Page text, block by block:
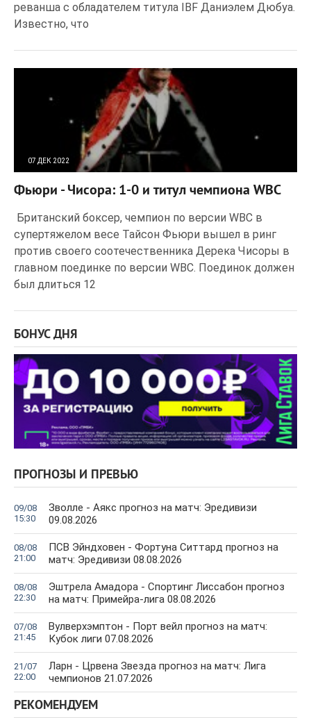
реванша с обладателем титула IBF Даниэлем Дюбуа.
Известно, что
07 ДЕК 2022
Фьюри - Чисора: 1-0 и титул чемпиона WBC
Британский боксер, чемпион по версии WBC в
супертяжелом весе Тайсон Фьюри вышел в ринг
против своего соотечественника Дерека Чисоры в
главном поединке по версии WBC. Поединок должен
был длиться 12
БОНУС ДНЯ
ПРОГНОЗЫ И ПРЕВЬЮ
09/08
15:30
Зволле - Аякс прогноз на матч: Эредивизи
09.08.2026
08/08
21:00
ПСВ Эйндховен - Фортуна Ситтард прогноз на
матч: Эредивизи 08.08.2026
08/08
22:30
Эштрела Амадора - Спортинг Лиссабон прогноз
на матч: Примейра-лига 08.08.2026
07/08
21:45
Вулверхэмптон - Порт вейл прогноз на матч:
Кубок лиги 07.08.2026
21/07
22:00
Ларн - Црвена Звезда прогноз на матч: Лига
чемпионов 21.07.2026
РЕКОМЕНДУЕМ